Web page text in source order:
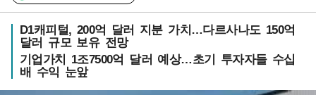
D1캐피털, 200억 달러 지분 가치…다르사나도 150억
달러 규모 보유 전망
기업가치 1조7500억 달러 예상…초기 투자자들 수십
배 수익 눈앞